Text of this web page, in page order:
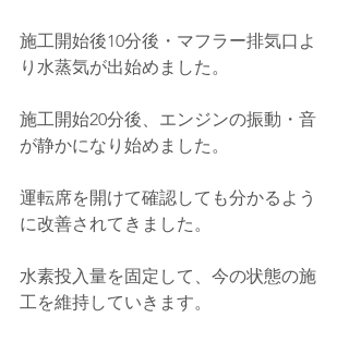
施工開始後10分後・マフラー排気口よ
り水蒸気が出始めました。
施工開始20分後、エンジンの振動・音
が静かになり始めました。
運転席を開けて確認しても分かるよう
に改善されてきました。
水素投入量を固定して、今の状態の施
工を維持していきます。